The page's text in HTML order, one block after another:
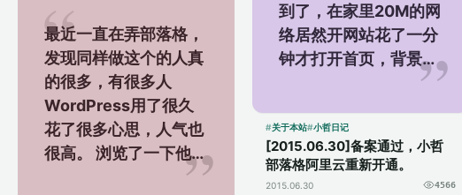
到了，在家里20M的网
络居然开网站花了一分
钟才打开首页，背景音
乐是虾米网的，速度应
问题大不了音乐无法
播...
关于本站 小哲日记
[2015.06.30]备案通过，小哲
部落格阿里云重新开通。
2015.06.30 4566
最近一直在弄部落格，
发现同样做这个的人真
的很多，有很多人
WordPress用了很久
花了很多心思，人气也
很高。 浏览了一下他们
的博客，当然这里也感